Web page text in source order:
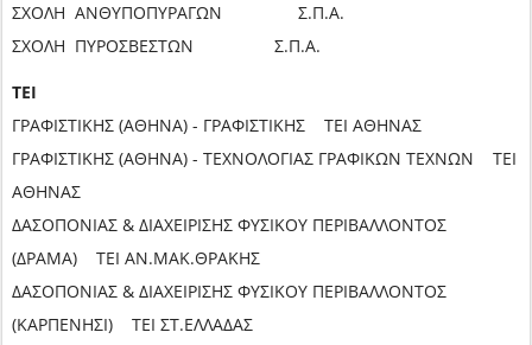
ΣΧΟΛΗ ΑΝΘΥΠΟΠΥΡΑΓΩΝ Σ.Π.Α.
ΣΧΟΛΗ ΠΥΡΟΣΒΕΣΤΩΝ Σ.Π.Α.
ΤΕΙ
ΓΡΑΦΙΣΤΙΚΗΣ (ΑΘΗΝΑ) - ΓΡΑΦΙΣΤΙΚΗΣ ΤΕΙ ΑΘΗΝΑΣ
ΓΡΑΦΙΣΤΙΚΗΣ (ΑΘΗΝΑ) - ΤΕΧΝΟΛΟΓΙΑΣ ΓΡΑΦΙΚΩΝ ΤΕΧΝΩΝ ΤΕΙ
ΑΘΗΝΑΣ
ΔΑΣΟΠΟΝΙΑΣ & ΔΙΑΧΕΙΡΙΣΗΣ ΦΥΣΙΚΟΥ ΠΕΡΙΒΑΛΛΟΝΤΟΣ
(ΔΡΑΜΑ) ΤΕΙ ΑΝ.ΜΑΚ.ΘΡΑΚΗΣ
ΔΑΣΟΠΟΝΙΑΣ & ΔΙΑΧΕΙΡΙΣΗΣ ΦΥΣΙΚΟΥ ΠΕΡΙΒΑΛΛΟΝΤΟΣ
(ΚΑΡΠΕΝΗΣΙ) ΤΕΙ ΣΤ.ΕΛΛΑΔΑΣ